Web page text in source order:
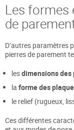
Les formes
de
D’autres paramètres
pierres de parement
lesdimensions des
la forme des
le relief (rugueux,
Ces différentes